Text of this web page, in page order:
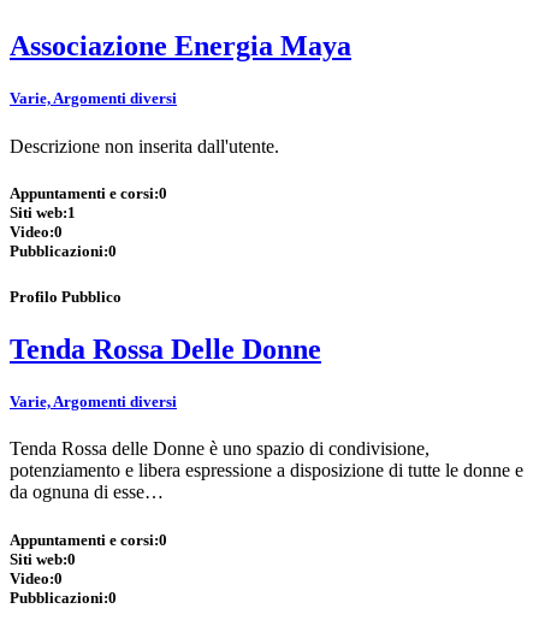
Associazione Energia Maya
Varie, Argomenti diversi
Descrizione non inserita dall'utente.
Appuntamenti e corsi:0
Siti web:1
Video:0
Pubblicazioni:0
Profilo Pubblico
Tenda Rossa Delle Donne
Varie, Argomenti diversi
Tenda Rossa delle Donne è uno spazio di condivisione,
potenziamento e libera espressione a disposizione di tutte le donne e
da ognuna di esse…
Appuntamenti e corsi:0
Siti web:0
Video:0
Pubblicazioni:0